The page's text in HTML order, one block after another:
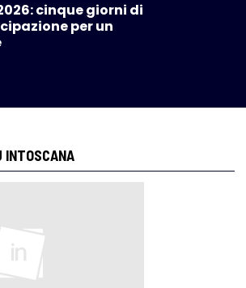
cinque giorni di
per un
INTOSCANA